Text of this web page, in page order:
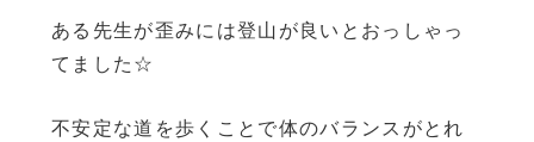
ある先生が歪みには登山が良いとおっしゃっ
てました☆
不安定な道を歩くことで体のバランスがとれ